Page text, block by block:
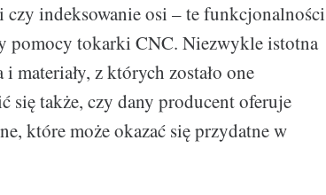
indeksowanie osi – te funkcjonalności
pomocy tokarki CNC. Niezwykle istotna
z których zostało one
się także, czy dany producent oferuje
które może okazać się przydatne w